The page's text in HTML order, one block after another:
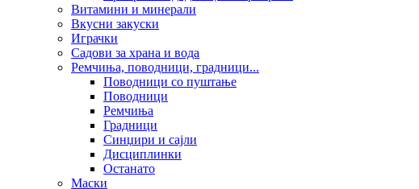
Витамини и минерали
Вкусни закуски
Играчки
Садови за храна и вода
Ремчиња, поводници, градници...
Поводници со пуштање
Поводници
Ремчиња
Градници
Синџири и сајли
Дисциплинки
Останато
Маски